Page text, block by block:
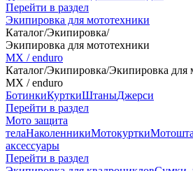
Перейти в раздел
Экипировка для мототехники
Каталог/Экипировка/
Экипировка для мототехники
MX / enduro
Каталог/Экипировка/Экипировка для
MX / enduro
БотинкиКурткиШтаныДжерси
Перейти в раздел
Мото защита
телаНаколенникиМотокуртки
аксессуары
Перейти в раздел